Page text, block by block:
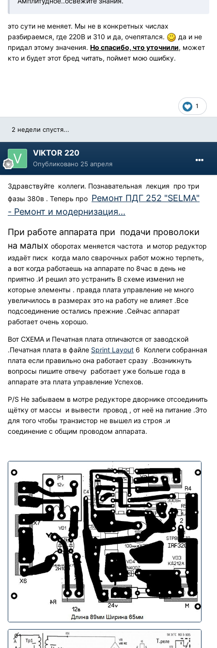
это сути не меняет. Мы не в конкретных числах
разбираемся, где 220В и 310 и да, очепятался.
да и не
придал этому значения. Но спасибо, что уточнили, может
кто и будет этот бред читать, поймет мою ошибку.
1
2 недели спустя...
VIKTOR 220
Опубликовано 25 апреля
Здравствуйте коллеги. Познавательная лекция про три
фазы 380в . Теперь про Ремонт ПДГ 252 "SELMA"
- Ремонт и модернизация...
При работе аппарата при подачи проволоки
на малых оборотах меняется частота и мотор редуктор
издаёт писк когда мало сварочных работ можно терпеть,
а вот когда работаешь на аппарате по 8час в день не
приятно .И решил это устранить В схеме изменил не
которые элементы . правда плата управление не много
увеличилось в размерах это на работу не влияет .Все
подсоединение остались прежние .Сейчас аппарат
работает очень хорошо.
Вот СХЕМА и Печатная плата отличаются от заводской
.Печатная плата в файле Sprint Layout 6 Коллеги собранная
плата если правильно она работает сразу .Возникнуть
вопросы пишите отвечу работает уже больше года в
аппарате эта плата управление Успехов.
Р/S Не забываем в мотре редукторе дворнике отсоединить
щётку от массы и вывести провод , от неё на питание .Это
для того чтобы транзистор не вышел из строя .и
соединение с общим проводом аппарата.